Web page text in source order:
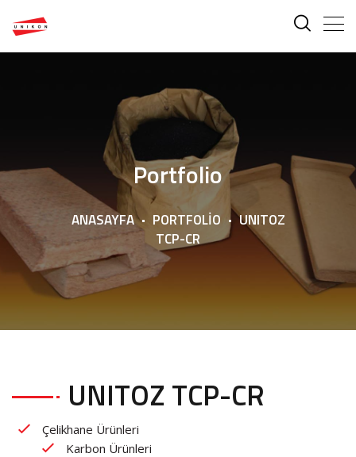
Portfolio
ANASAYFA PORTFOLIO
UNITOZ
TCP-CR
UNITOZ TCP-CR
Çelikhane Ürünleri
Karbon Ürünleri